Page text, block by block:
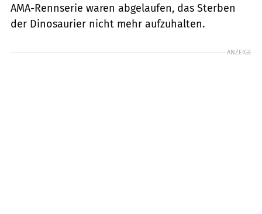
AMA-Rennserie waren abgelaufen, das Sterben
der Dinosaurier nicht mehr aufzuhalten.
ANZEIGE